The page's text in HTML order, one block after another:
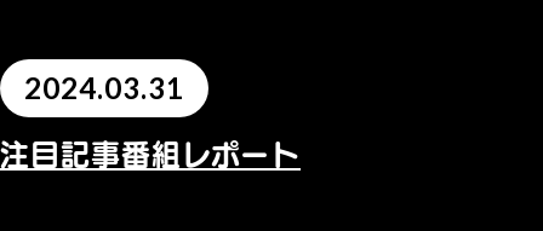
2024.03.31
注目記事番組レポート